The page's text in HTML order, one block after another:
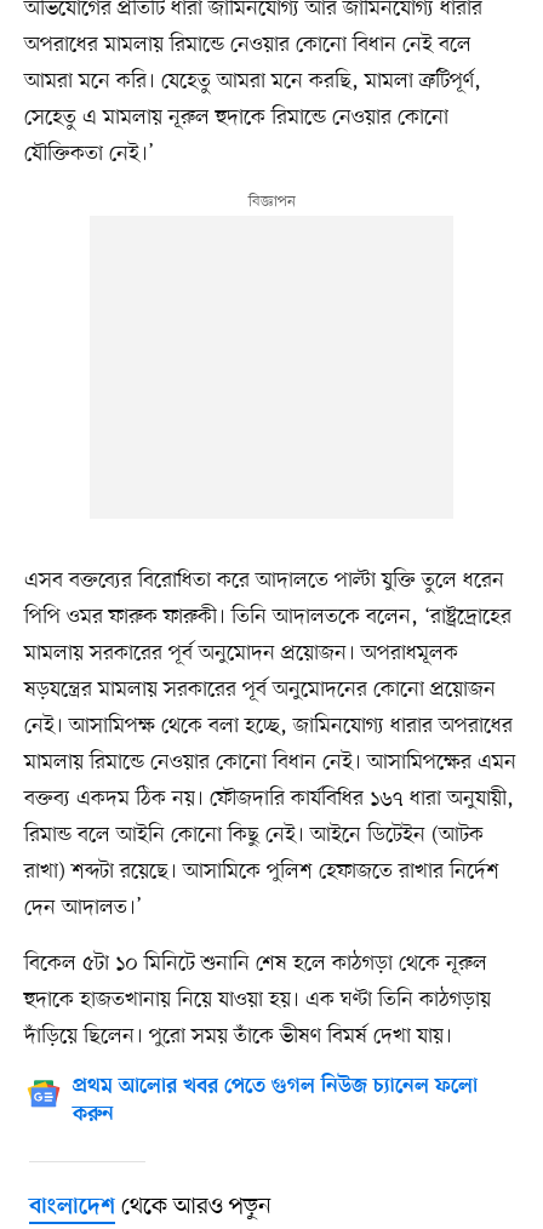
অভিযোগের প্রতিটি ধারা জামিনযোগ্য আর জামিনযোগ্য ধারার
অপরাধের মামলায় রিমান্ডে নেওয়ার কোনো বিধান নেই বলে
আমরা মনে করি। যেহেতু আমরা মনে করছি, মামলা ত্রুটিপূর্ণ,
সেহেতু এ মামলায় নূরুল হুদাকে রিমান্ডে নেওয়ার কোনো
যৌক্তিকতা নেই।’
এসব বক্তব্যের বিরোধিতা করে আদালতে পাল্টা যুক্তি তুলে ধরেন
পিপি ওমর ফারুক ফারুকী। তিনি আদালতকে বলেন, ‘রাষ্ট্রদ্রোহের
মামলায় সরকারের পূর্ব অনুমোদন প্রয়োজন। অপরাধমূলক
ষড়যন্ত্রের মামলায় সরকারের পূর্ব অনুমোদনের কোনো প্রয়োজন
নেই। আসামিপক্ষ থেকে বলা হচ্ছে, জামিনযোগ্য ধারার অপরাধের
মামলায় রিমান্ডে নেওয়ার কোনো বিধান নেই। আসামিপক্ষের এমন
বক্তব্য একদম ঠিক নয়। ফৌজদারি কার্যবিধির ১৬৭ ধারা অনুযায়ী,
রিমান্ড বলে আইনি কোনো কিছু নেই। আইনে ডিটেইন (আটক
রাখা) শব্দটা রয়েছে। আসামিকে পুলিশ হেফাজতে রাখার নির্দেশ
দেন আদালত।’
বিকেল ৫টা ১০ মিনিটে শুনানি শেষ হলে কাঠগড়া থেকে নূরুল
হুদাকে হাজতখানায় নিয়ে যাওয়া হয়। এক ঘণ্টা তিনি কাঠগড়ায়
দাঁড়িয়ে ছিলেন। পুরো সময় তাঁকে ভীষণ বিমর্ষ দেখা যায়।
প্রথম আলোর খবর পেতে গুগল নিউজ চ্যানেল ফলো
করুন
বাংলাদেশথেকে আরও পড়ুন